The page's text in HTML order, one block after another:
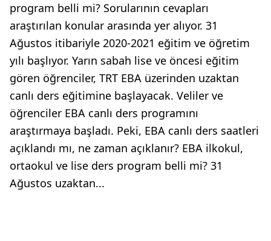
program belli mi? Sorularının cevapları
araştırılan konular arasında yer alıyor. 31
Ağustos itibariyle 2020-2021 eğitim ve öğretim
yılı başlıyor. Yarın sabah lise ve öncesi eğitim
gören öğrenciler, TRT EBA üzerinden uzaktan
canlı ders eğitimine başlayacak. Veliler ve
öğrenciler EBA canlı ders programını
araştırmaya başladı. Peki, EBA canlı ders saatleri
açıklandı mı, ne zaman açıklanır? EBA ilkokul,
ortaokul ve lise ders program belli mi? 31
Ağustos uzaktan...